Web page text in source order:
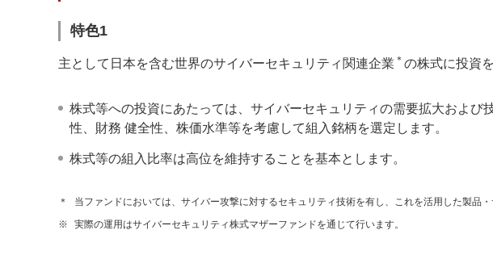
特色1
主として日本を含む世界のサイバーセキュリティ関連企業 ＊ の株式に投資
株式等への投資にあたっては、サイバーセキュリティの需要拡大およ
性、財務 健全性、株価水準等を考慮して組入銘柄を選定します。
株式等の組入比率は高位を維持することを基本とします。
＊
当ファンドにおいては、サイバー攻撃に対するセキュリティ技術を有し、これを活用した製品
※
実際の運用はサイバーセキュリティ株式マザーファンドを通じて行います。